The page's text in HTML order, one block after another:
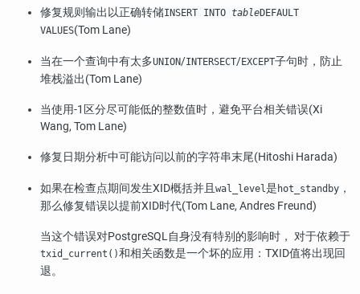
修复规则输出以正确转储INSERT INTO tableDEFAULT
VALUES(Tom Lane)
当在一个查询中有太多UNION/INTERSECT/EXCEPT子句时，防止
堆栈溢出(Tom Lane)
当使用-1区分尽可能低的整数值时，避免平台相关错误(Xi
Wang, Tom Lane)
修复日期分析中可能访问以前的字符串末尾(Hitoshi Harada)
如果在检查点期间发生XID概括并且 wal_level 是 hot_standby ，
那么修复错误以提前XID时代(Tom Lane, Andres Freund)
当这个错误对PostgreSQL自身没有特别的影响时， 对于依赖于
txid_current()和相关函数是一个坏的应用：TXID值将出现回
退。